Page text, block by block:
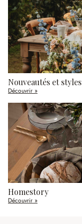
Nouveautés et styles
Découvrir »
Homestory
Découvrir »